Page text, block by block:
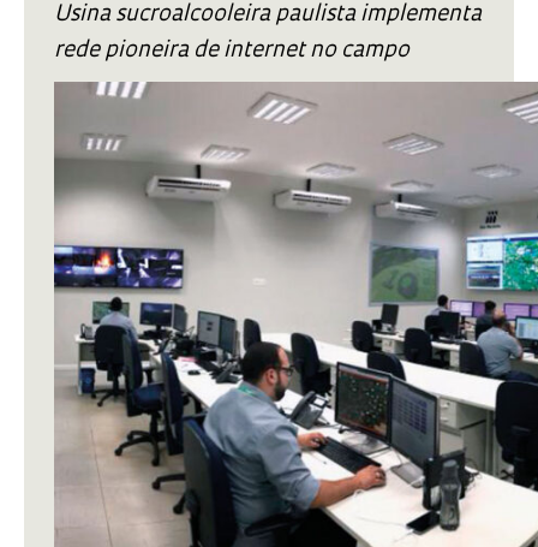
Usina sucroalcooleira paulista implementa
rede pioneira de internet no campo